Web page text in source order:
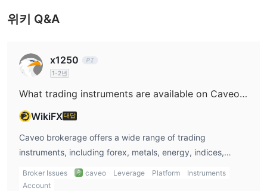
복사 거래
을 배울 수 있는 복사 거래 서비스를 제공합니다. 그러나 이 서비스
는 공식 웹사이트에서 접근할 수 없으며, 이 서비스가 여전히 작동하
십시오.
입출금
Caveo은MasterCard, 은행 송금 또는 KNET 카드 (쿠웨이
트 내)를 통한 결제를 허용합니다.
고객은은행 송금을 통해 인출할 수 있습니다. 브로커는 클라이언
트 포털을 통해 같은 날에 자금을 클라이언트의 은행 계좌로 이체합
위키 Q&A
x1250
1-2년
What trading instruments are available on Caveo brokerage?
WikiFX대답
Caveo brokerage offers a wide range of trading
instruments, including forex, metals, energy, indices,
commodities, futures, and stocks. However, they do not
offer cryptos, bonds, ETFs, or options, which might limit
Broker Issues caveo Leverage Platform
Instruments
Account